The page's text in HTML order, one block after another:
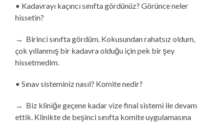
• Kadavrayı kaçıncı sınıfta gördünüz? Görünce neler
hissetin?
→ Birinci sınıfta gördüm. Kokusundan rahatsız oldum,
çok yıllanmış bir kadavra olduğu için pek bir şey
hissetmedim.
• Sınav sisteminiz nasıl? Komite nedir?
→ Biz kliniğe geçene kadar vize final sistemi ile devam
ettik. Klinikte de beşinci sınıfta komite uygulamasına